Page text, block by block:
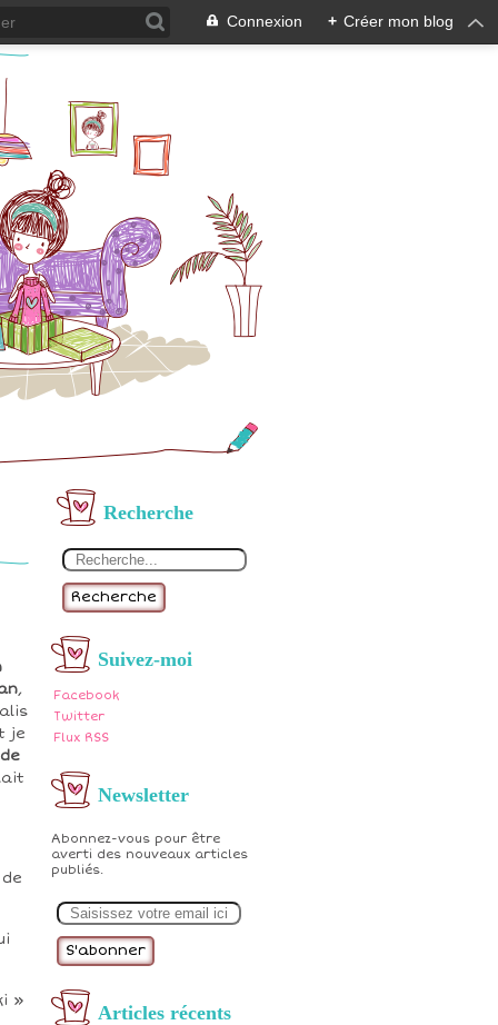
Connexion + Créer mon blog
Recherche
Recherche
Suivez-moi
Facebook
Twitter
Flux RSS
Newsletter
Abonnez-vous pour être
averti des nouveaux articles
publiés.
m
Articles récents
,
je
»